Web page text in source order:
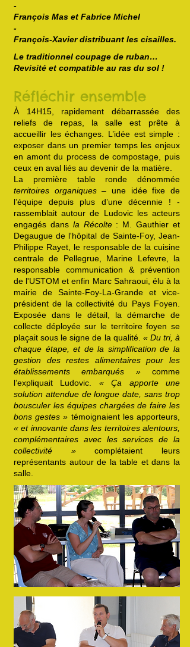
-
François Mas et Fabrice Michel
​-
François-Xavier distribuant les cisailles.
Le traditionnel coupage de ruban…
Revisité et compatible au ras du sol !
Réfléchir ensemble
À 14H15, rapidement débarrassée des
reliefs de repas, la salle est prête à
accueillir les échanges. L’idée est simple :
exposer dans un premier temps les enjeux
en amont du process de compostage, puis
ceux en aval liés au devenir de la matière.
La première table ronde dénommée
territoires organiques– une idée fixe de
l’équipe depuis plus d’une décennie ! -
rassemblait autour de Ludovic les acteurs
engagés dans la Récolte: M. Gauthier et
Degaugue de l'hôpital de Sainte-Foy, Jean-
Philippe Rayet, le responsable de la cuisine
centrale de Pellegrue, Marine Lefevre, la
responsable communication & prévention
de l'USTOM et enfin Marc Sahraoui, élu à la
mairie de Sainte-Foy-La-Grande et vice-
président de la collectivité du Pays Foyen.
Exposée dans le détail, la démarche de
collecte déployée sur le territoire foyen se
plaçait sous le signe de la qualité. « Du tri, à
chaque étape, et de la simplification de la
gestion des restes alimentaires pour les
établissements embarqués »comme
l’expliquait Ludovic. « Ça apporte une
solution attendue de longue date, sans trop
bousculer les équipes chargées de faire les
bons gestes » témoignaient les apporteurs,
« et innovante dans les territoires alentours,
complémentaires avec les services de la
collectivité »complétaient leurs
représentants autour de la table et dans la
salle.